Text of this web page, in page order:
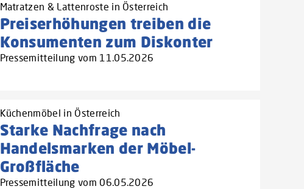
Matratzen & Lattenroste in Österreich
Preiserhöhungen treiben die
Konsumenten zum Diskonter
Pressemitteilung vom 11.05.2026
Küchenmöbel in Österreich
Starke Nachfrage nach
Handelsmarken der Möbel-
Großfläche
Pressemitteilung vom 06.05.2026